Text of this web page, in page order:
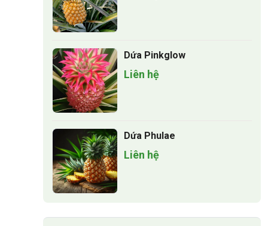
Dứa Pinkglow
Liên hệ
Dứa Phulae
Liên hệ